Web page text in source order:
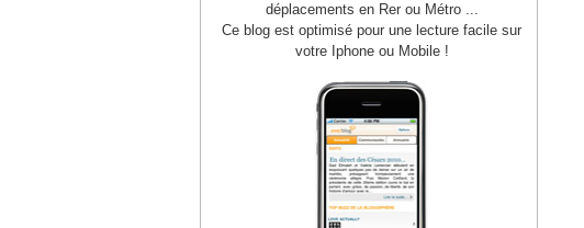
déplacements en Rer ou Métro ...
Ce blog est optimisé pour une lecture facile sur
votre Iphone ou Mobile !